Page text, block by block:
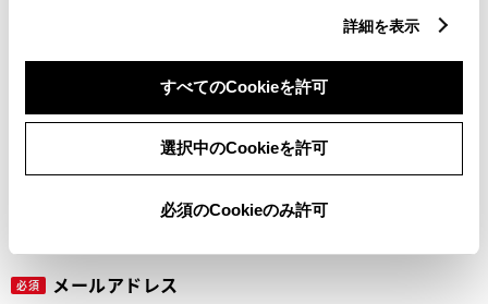
詳細を表示
すべてのCookieを許可
選択中のCookieを許可
必須のCookieのみ許可
必須 メールアドレス